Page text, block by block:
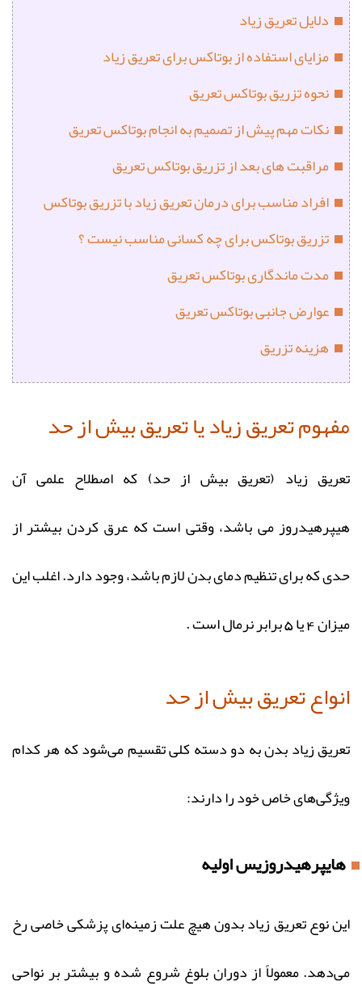
دلایل تعریق زیاد
مزایای استفاده از بوتاکس برای تعریق زیاد
نحوه تزریق بوتاکس تعریق
نکات مهم پیش از تصمیم به انجام بوتاکس تعریق
مراقبت های بعد از تزریق بوتاکس تعریق
افراد مناسب برای درمان تعریق زیاد با تزریق بوتاکس
تزریق بوتاکس برای چه کسانی مناسب نیست ؟
مدت ماندگاری بوتاکس تعریق
عوارض جانبی بوتاکس تعریق
هزینه تزریق
مفهوم تعریق زیاد یا تعریق بیش از حد
تعریق زیاد (تعریق بیش از حد) که اصطلاح علمی آن
هیپرهیدروز می باشد، وقتی است که عرق کردن بیشتر از
حدی که برای تنظیم دمای بدن لازم باشد، وجود دارد. اغلب این
میزان 4 یا 5 برابر نرمال است .
انواع تعریق بیش از حد
تعریق زیاد بدن به دو دسته کلی تقسیم می‌شود که هر کدام
ویژگی‌های خاص خود را دارند:
هایپرهیدروزیس اولیه
این نوع تعریق زیاد بدون هیچ علت زمینه‌ای پزشکی خاصی رخ
می‌دهد. معمولاً از دوران بلوغ شروع شده و بیشتر بر نواحی